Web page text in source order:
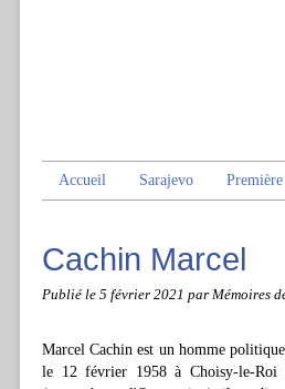
Accueil Sarajevo
Cachin Marcel
Publié le 5 février 2021 par Mémoires
Marcel Cachin est un homme
le 12 février 1958 à Choisy-le-Roi